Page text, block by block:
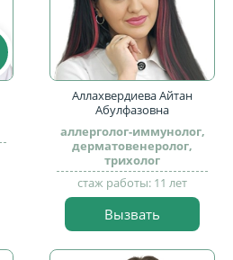
Аллахвердиева Айтан
Абулфазовна
аллерголог-иммунолог,
дерматовенеролог,
трихолог
стаж работы: 11 лет
Вызвать